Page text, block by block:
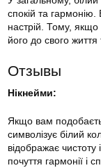
спокій та
настрій. Тому, якщо
його до свого
Отзывы
Нікнейми:
Якщо вам
символізує білий
відображає чистоту
почуття гармонії і